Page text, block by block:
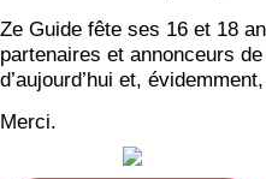
Ze Guide fête ses 16 et 18
partenaires et annonceurs
d’aujourd’hui et,
Merci.